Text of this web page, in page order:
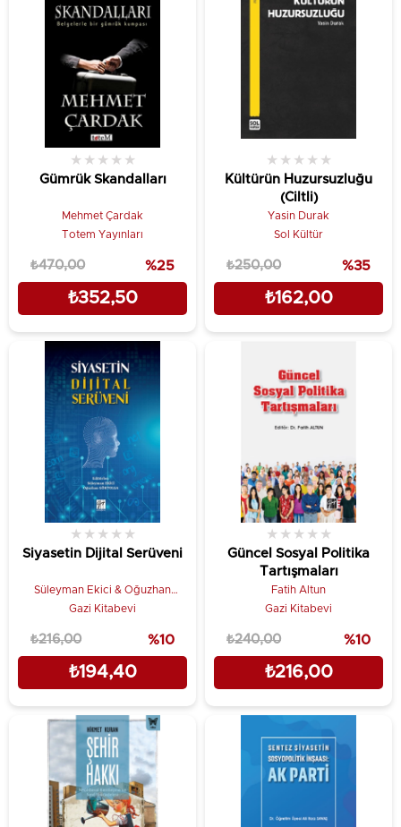
Gümrük Skandalları
★ ★ ★ ★ ★
Mehmet Çardak
Totem Yayınları
₺352,50
₺470,00 %25
Kültürün Huzursuzluğu
(Ciltli)
★ ★ ★ ★ ★
Yasin Durak
Sol Kültür
₺162,00
₺250,00 %35
Siyasetin Dijital Serüveni
★ ★ ★ ★ ★
Süleyman Ekici & Oğuzhan
Göktolga
Gazi Kitabevi
₺194,40
₺216,00 %10
Güncel Sosyal Politika
Tartışmaları
★ ★ ★ ★ ★
Fatih Altun
Gazi Kitabevi
₺216,00
₺240,00 %10